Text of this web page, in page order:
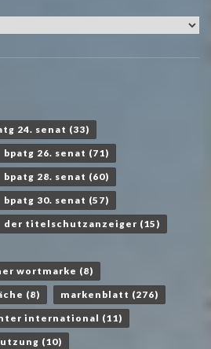
24. senat (33)
bpatg 26. senat (71)
bpatg 28. senat (60)
bpatg 30. senat (57)
der titelschutzanzeiger (15)
wortmarke (8)
(8) markenblatt (276)
international (11)
(10)